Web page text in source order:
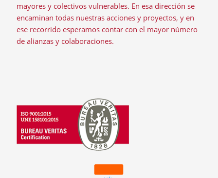
mayores y colectivos vulnerables. En esa dirección se
encaminan todas nuestras acciones y proyectos, y en
ese recorrido esperamos contar con el mayor número
de alianzas y colaboraciones.